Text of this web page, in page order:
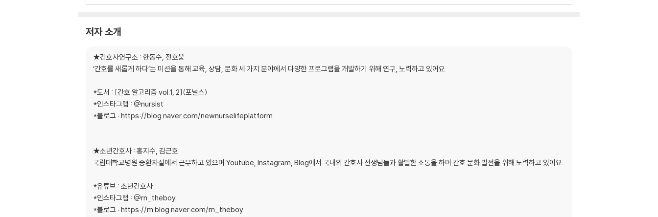
처방에 따른 간호수행 35
2. 분무요법 38
호흡기계 - Why Algorithm 알고리즘 사고력 기르기 41
폐암 환자 필수 검사 42
1. 기관지내시경 검사 42
1. Brain MRI 45
2. Bone scan 45
Chemotherapy & Condition 저하 47
호흡기계 - Why Algorithm 알고리즘 사고력 기르기 48
저자 소개
★간호사연구소 : 한동수, 전호웅
‘간호를 새롭게 하다’는 미션을 통해 교육, 상담, 문화 세 가지 분야에서 다양한 프로그램을 개발하기 위해 연구, 노력하고 있어요.
*도서 : [간호 알고리즘 vol.1, 2](포널스)
*인스타그램 : @nursist
*블로그 : https://blog.naver.com/newnurselifeplatform
★소년간호사 : 홍지수, 김근호
국립대학교병원 중환자실에서 근무하고 있으며 Youtube, Instagram, Blog에서 국내외 간호사 선생님들과 활발한 소통을 하며 간호 문화 발전을 위해 노력하고 있어요.
*유튜브 : 소년간호사
*인스타그램 : @rn_theboy
*블로그 : https://m.blog.naver.com/rn_theboy